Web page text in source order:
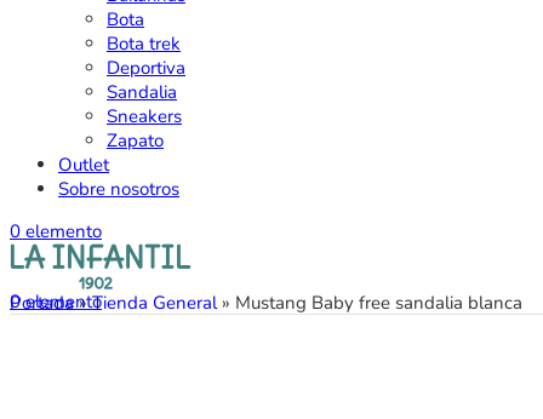
Bota
Bota trek
Deportiva
Sandalia
Sneakers
Zapato
Outlet
Sobre nosotros
0 elemento
0elemento
Portada»Tienda General» Mustang Baby free sandalia blanca